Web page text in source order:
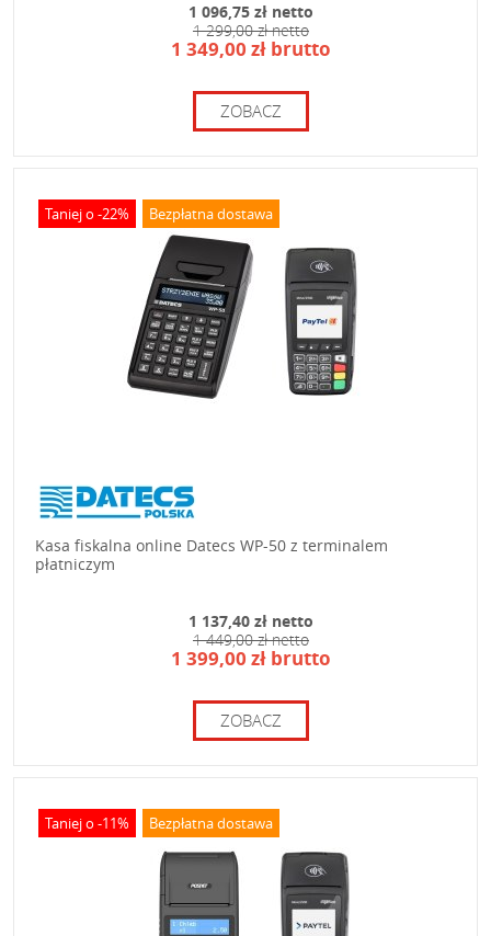
1 096,75 zł netto
1 299,00 zł netto
1 349,00 zł brutto
ZOBACZ
Taniej o -22% Bezpłatna dostawa
Kasa fiskalna online Datecs WP-50 z terminalem
płatniczym
1 137,40 zł netto
1 449,00 zł netto
1 399,00 zł brutto
ZOBACZ
Taniej o -11% Bezpłatna dostawa